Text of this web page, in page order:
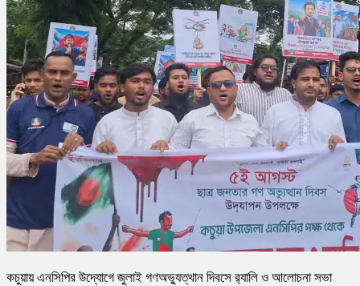
কচুয়ায় এনসিপির উদ্যোগে জুলাই গণঅভ্যুত্থান দিবসে র‌্যালি ও আলোচনা সভা